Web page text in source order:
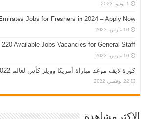
1 يونيو، 2023
Jobs for Freshers in 2024 – Apply Now
10 مارس، 2023
Available Jobs Vacancies for General Staff
10 مارس، 2023
كورة لايف موعد مباراة أمريكا وويلز كأس لعالم 2022
22 نوفمبر، 2022
الاكثر مشاهدة